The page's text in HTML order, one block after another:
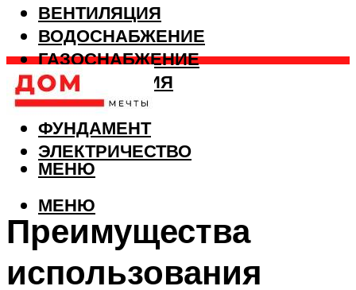
ВЕНТИЛЯЦИЯ
ВОДОСНАБЖЕНИЕ
ГАЗОСНАБЖЕНИЕ
КАНАЛИЗАЦИЯ
ОТОПЛЕНИЕ
ФУНДАМЕНТ
ЭЛЕКТРИЧЕСТВО
МЕНЮ
МЕНЮ
Преимущества
использования